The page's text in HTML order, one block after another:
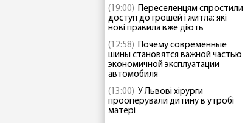
(19:00) Переселенцям спростили
доступ до грошей і житла: які
нові правила вже діють
(12:58) Почему современные
шины становятся важной частью
экономичной эксплуатации
автомобиля
(13:00) У Львові хірурги
прооперували дитину в утробі
матері